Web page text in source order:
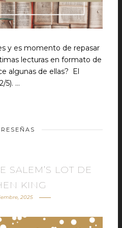
y es momento de repasar
lecturas en formato de
algunas de ellas? El
5). …
SALEM’S LOT DE
KING
2025